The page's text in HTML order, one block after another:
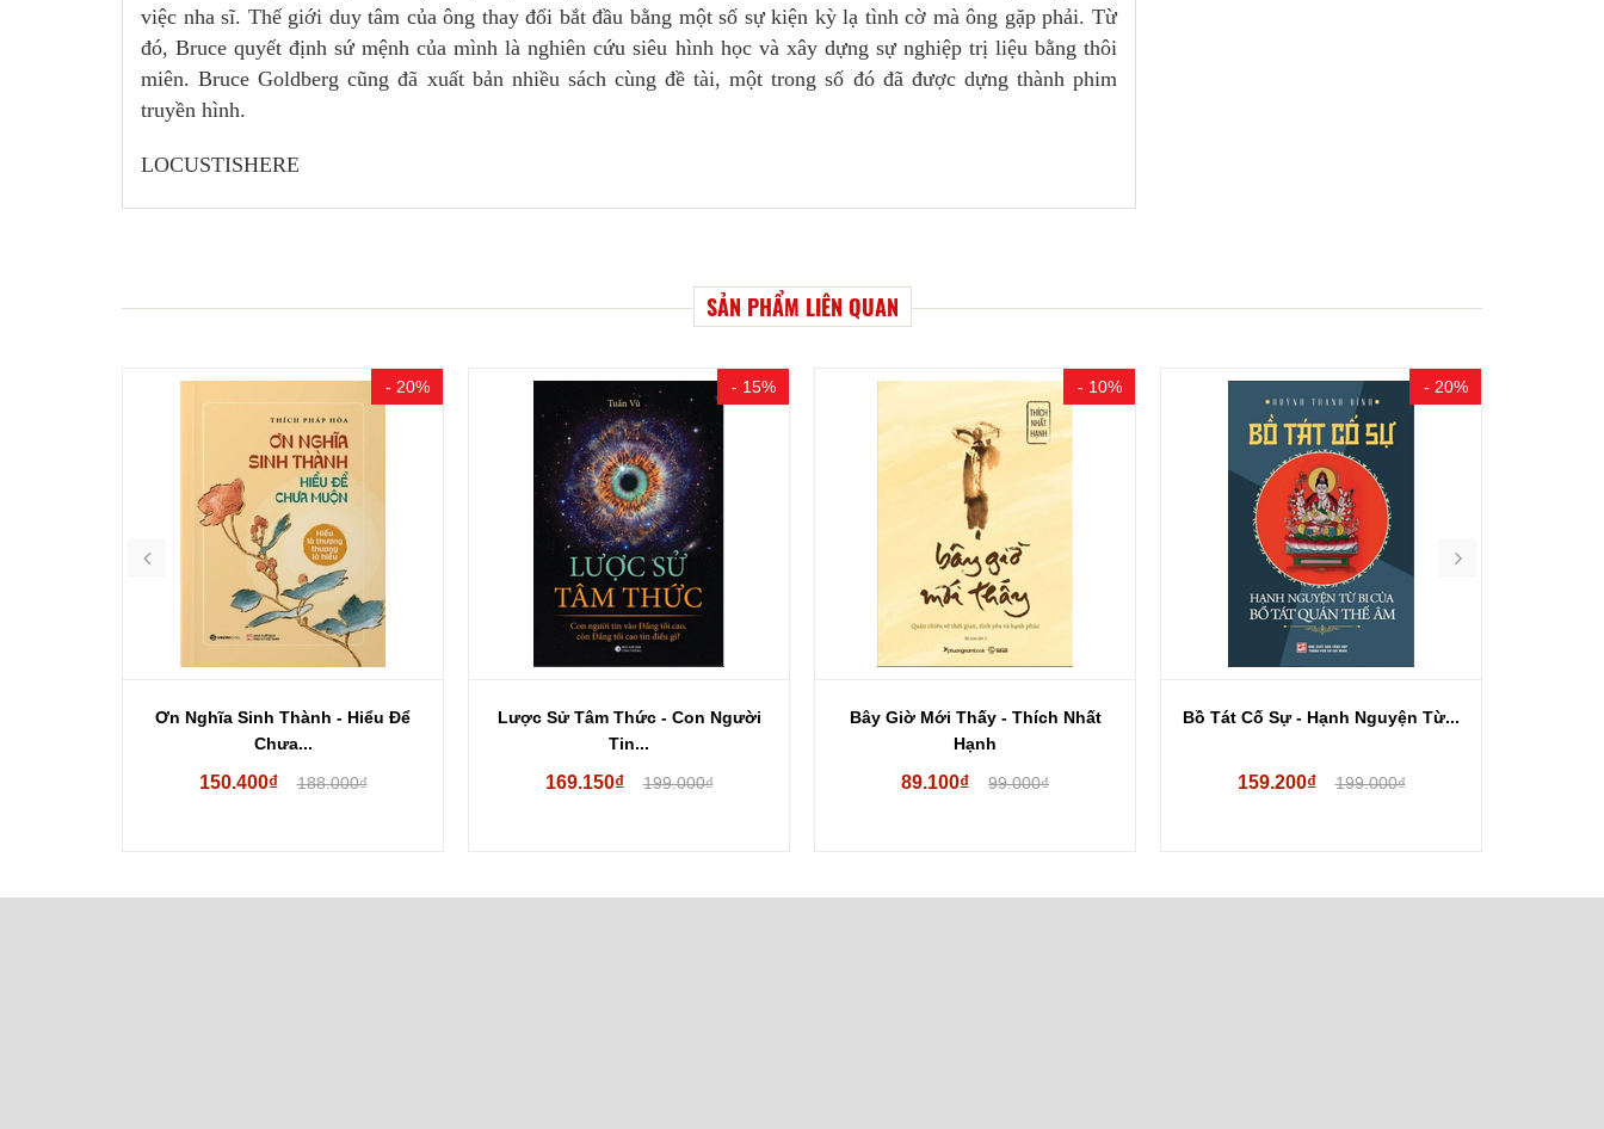
việc nha sĩ. Thế giới duy tâm của ông thay đổi bắt đầu bằng một số sự kiện kỳ lạ tình cờ mà ông gặp phải. Từ
đó, Bruce quyết định sứ mệnh của mình là nghiên cứu siêu hình học và xây dựng sự nghiệp trị liệu bằng thôi
miên. Bruce Goldberg cũng đã xuất bản nhiều sách cùng đề tài, một trong số đó đã được dựng thành phim
truyền hình.
LOCUSTISHERE
SẢN PHẨM LIÊN QUAN
- 20%
Ơn Nghĩa Sinh Thành - Hiểu Để
Chưa...
150.400₫ 188.000₫
- 15%
Lược Sử Tâm Thức - Con Người
Tin...
169.150₫ 199.000₫
- 10%
Bây Giờ Mới Thấy - Thích Nhất
Hạnh
89.100₫ 99.000₫
- 20%
Bồ Tát Cố Sự - Hạnh Nguyện Từ...
159.200₫ 199.000₫